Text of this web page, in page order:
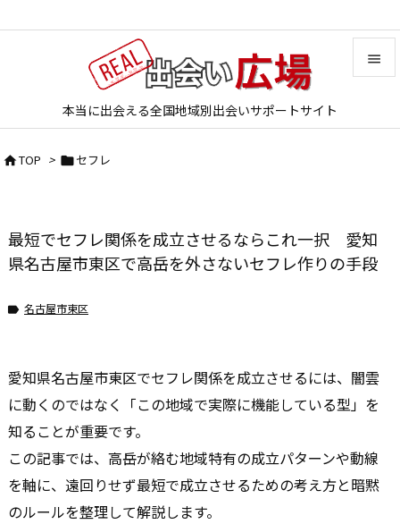
本当に出会える全国地域別出会いサポートサイト


次へ
TOP > セフレ
最短でセフレ関係を成立させるならこれ一択 愛知
県名古屋市東区で高岳を外さないセフレ作りの手段
 名古屋市東区
愛知県名古屋市東区でセフレ関係を成立させるには、闇雲
に動くのではなく「この地域で実際に機能している型」を
知ることが重要です。
この記事では、高岳が絡む地域特有の成立パターンや動線
を軸に、遠回りせず最短で成立させるための考え方と暗黙
のルールを整理して解説します。